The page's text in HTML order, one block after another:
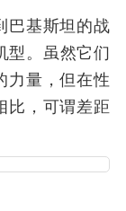
巴基斯坦的战
型。虽然它们
力量，但在性
比，可谓差距